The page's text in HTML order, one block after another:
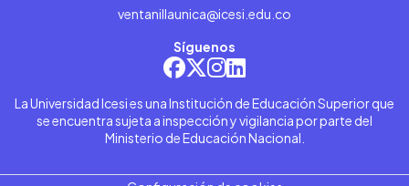
ventanillaunica@icesi.edu.co
Síguenos
La Universidad Icesi es una Institución de Educación Superior que
se encuentra sujeta a inspección y vigilancia por parte del
Ministerio de Educación Nacional.